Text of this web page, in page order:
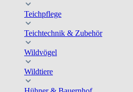
Teichpflege
Teichtechnik & Zubehör
Wildvögel
Wildtiere